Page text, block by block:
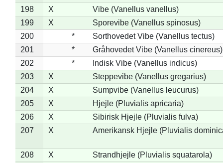
198
X
Vibe (Vanellus vanellus)
199
X
Sporevibe (Vanellus spinosus)
200
*
Sorthovedet Vibe (Vanellus tectus)
201
*
Gråhovedet Vibe (Vanellus cinereus)
202
*
Indisk Vibe (Vanellus indicus)
203
X
Steppevibe (Vanellus gregarius)
204
X
Sumpvibe (Vanellus leucurus)
205
X
Hjejle (Pluvialis apricaria)
206
X
Sibirisk Hjejle (Pluvialis fulva)
207
X Amerikansk Hjejle (Pluvialis
208 X
Strandhjejle (Pluvialis squatarola)